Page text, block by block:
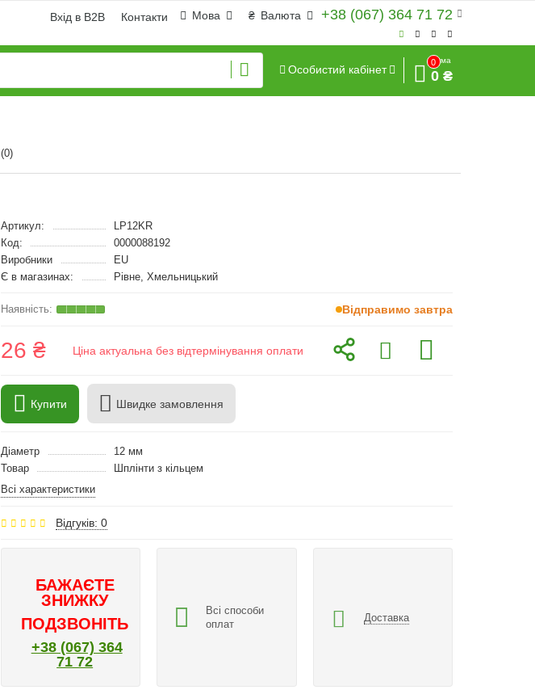
+38 (067) 364 71 72
₴ Валюта
Мова
Вхід в B2B Контакти
Особистий кабінет
0
Сума
0 ₴
(0)
Артикул:
LP12KR
Код:
0000088192
Виробники
EU
Є в магазинах:
Рівне, Хмельницький
Відправимо завтра
26 ₴ Ціна актуальна без відтермінування оплати
Купити Швидке замовлення
Діаметр
12 мм
Товар
Шплінти з кільцем
Всі характеристики
Відгуків: 0
БАЖАЄТЕ
ЗНИЖКУ
ПОДЗВОНІТЬ
+38 (067) 364
71 72
Всі способи
оплат
Доставка